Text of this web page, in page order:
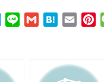
M
e
H
P
e